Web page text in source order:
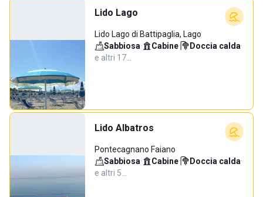
Lido Lago
Lido Lago di Battipaglia, Lago
Sabbiosa· Cabine· Doccia calda·
e altri 17…
Lido Albatros
Pontecagnano Faiano
Sabbiosa· Cabine· Doccia calda·
e altri 5…